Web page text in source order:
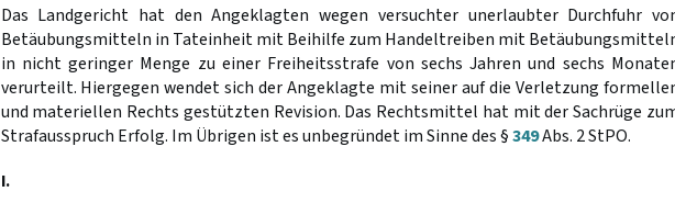
Das Landgericht hat den Angeklagten wegen versuchter unerlaubter Durchfuhr
Betäubungsmitteln in Tateinheit mit Beihilfe zum Handeltreiben mit
in nicht geringer Menge zu einer Freiheitsstrafe von sechs Jahren und sechs
verurteilt. Hiergegen wendet sich der Angeklagte mit seiner auf die Verletzung
und materiellen Rechts gestützten Revision. Das Rechtsmittel hat mit der Sachrüge
Strafausspruch Erfolg. Im Übrigen ist es unbegründet im Sinne des §349Abs. 2 StPO.
I.